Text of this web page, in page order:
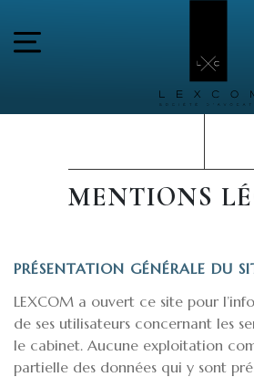
MENTIONS
PRÉSENTATION GÉNÉRALE DU
LEXCOM a ouvert ce site pour
de ses utilisateurs concernant les
le cabinet. Aucune exploitation
partielle des données qui y sont